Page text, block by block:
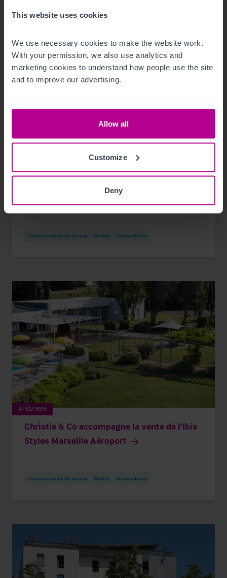
This website uses cookies
We use necessary cookies to make the website work.
With your permission, we also use analytics and
marketing cookies to understand how people use the site
and to improve our advertising.
Allow all
Customize
Deny
Inn Express Saint-Nazaire
Communiqués de presse Hotels Transactions
9/15/2021
Christie & Co accompagne la vente de l’Ibis
Styles Marseille Aéroport
Communiqués de presse Hotels Transactions